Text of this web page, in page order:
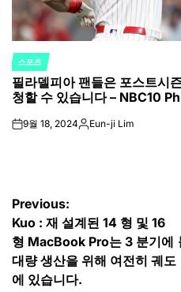
POSTED
IN
스포츠
필라델피아 팬들은 포스트시
청할 수 있습니다 – NBC10
on9월 18, 2024Posted
Eun-ji Lim
글
탐
색
Previous:
Kuo : 재 설계된 14 형 및 16
형 MacBook Pro는 3 분기에
대량 생산을 위해 여전히 궤도
에 있습니다.